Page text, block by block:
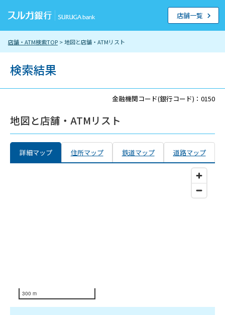
店舗・ATM検索TOP > 地図と店舗・ATMリスト
店舗一覧
検索結果
金融機関コード(銀行コード)：0150
地図と店舗・ATMリスト
詳細マップ 住所マップ 鉄道マップ 道路マップ
300 m